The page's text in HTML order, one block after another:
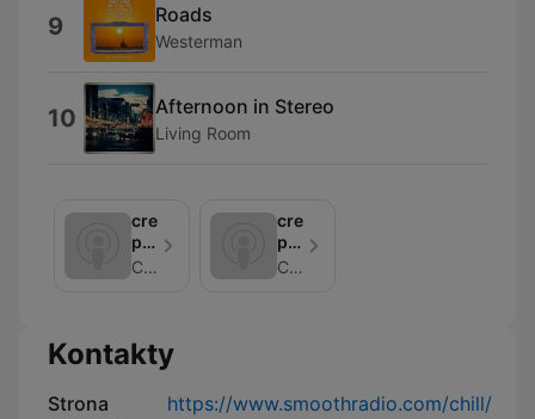
9 Roads
Westerman
10 Afternoon in Stereo
Living Room
creation
podcasts:
chilledlife
Chill
creation
podcasts:
chillmeditationpodcast
Chill
Kontakty
Strona
https://www.smoothradio.com/chill/